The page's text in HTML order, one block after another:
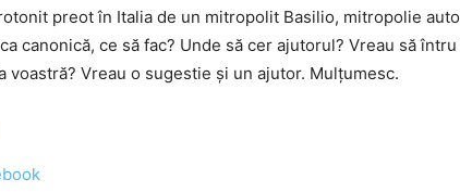
preot în Italia de un mitropolit Basilio, mitropolie
canonică, ce să fac? Unde să cer ajutorul? Vreau să
voastră? Vreau o sugestie şi un ajutor. Mulţumesc.